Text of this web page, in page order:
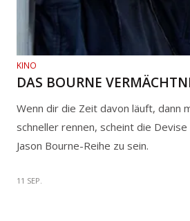
KINO
DAS BOURNE
Wenn dir die Zeit davon läuft, dann
schneller rennen, scheint die
Jason Bourne-Reihe zu sein.
11 SEP.